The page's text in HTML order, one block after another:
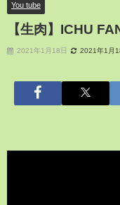
You tube
【生肉】ICHU
2021年1月18日 2021年1月